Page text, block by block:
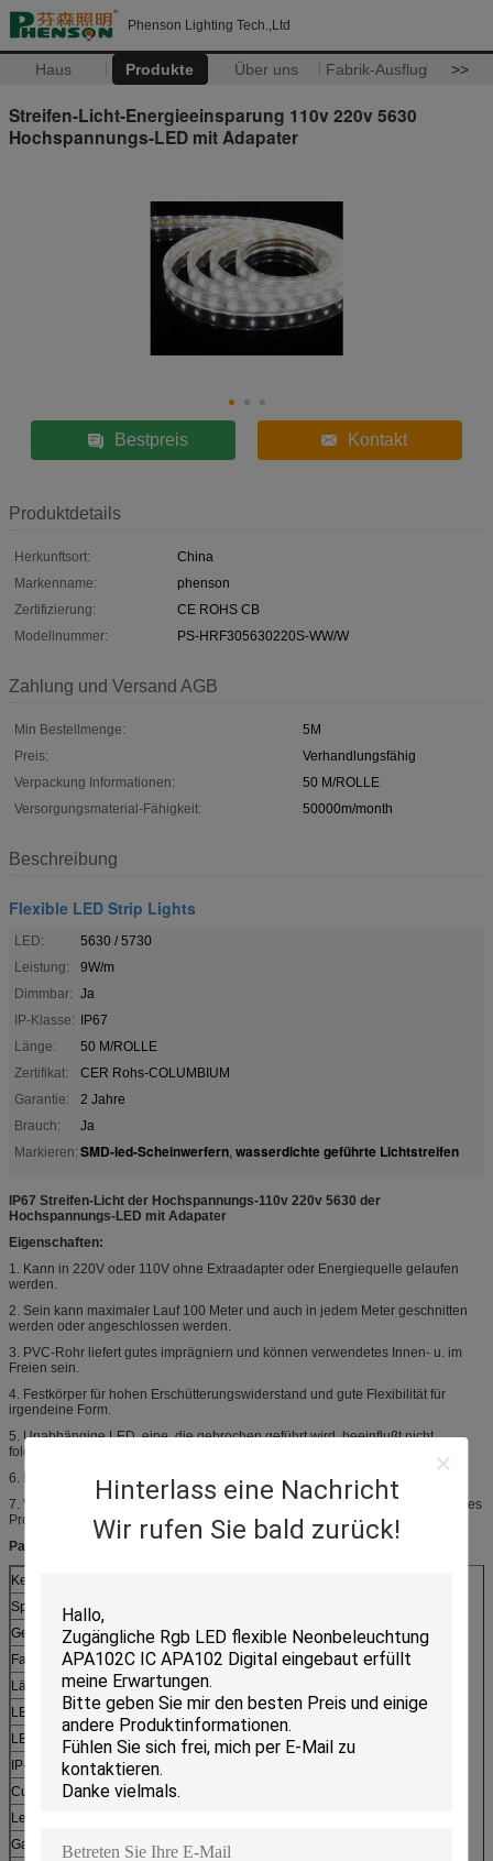
Phenson Lighting Tech.,Ltd
Haus Produkte Über uns Fabrik-Ausflug >>
Hinterlass eine Nachricht
Wir rufen Sie bald zurück!
Streifen-Licht-Energieeinsparung 110v 220v 5630
Hochspannungs-LED mit Adapater
Bestpreis Kontakt
Produktdetails
Herkunftsort:
China
Markenname:
phenson
Zertifizierung:
CE ROHS CB
Modellnummer:
PS-HRF305630220S-WW/W
Zahlung und Versand AGB
Min Bestellmenge:
5M
Preis:
Verhandlungsfähig
Verpackung Informationen:
50 M/ROLLE
Versorgungsmaterial-Fähigkeit:
50000m/month
Beschreibung
Flexible LED Strip Lights
LED:
5630 / 5730
Leistung:
9W/m
Dimmbar: Ja
IP-Klasse: IP67
Länge:
50 M/ROLLE
Zertifikat:
CER Rohs-COLUMBIUM
Garantie:
2 Jahre
Brauch:
Ja
Markieren: SMD-led-Scheinwerfern, wasserdichte geführte Lichtstreifen
IP67 Streifen-Licht der Hochspannungs-110v 220v 5630 der
Hochspannungs-LED mit Adapater
Eigenschaften:
1. Kann in 220V oder 110V ohne Extraadapter oder Energiequelle gelaufen
werden.
2. Sein kann maximaler Lauf 100 Meter und auch in jedem Meter geschnitten
werden oder angeschlossen werden.
3. PVC-Rohr liefert gutes imprägniern und können verwendetes Innen- u. im
Freien sein.
4. Festkörper für hohen Erschütterungswiderstand und gute Flexibilität für
irgendeine Form.
5. Unabhängige LED, eine, die gebrochen geführt wird, beeinflußt nicht
folgende LED.
6. Energiesparender, Leistungsaufnahme: SMD 5050 10W/M
7. Verpacken: 50meters/reel. Es ist die bessere Lösung für nach innen, äußeres
Projekt mit Langstrecke installiert.
Parameter:
Kein Einzelteil:
Spannung
Gesamtleistung
9W/M
Farbe
WW/W
Länge
50m/roll
LED-Quellen
SMD5630
LED Menge
60pcs/meter
IP-Grad
IP67
Cuttable Einheit
0.5m/cut
Lebensdauer
Garantie
2 Jahre